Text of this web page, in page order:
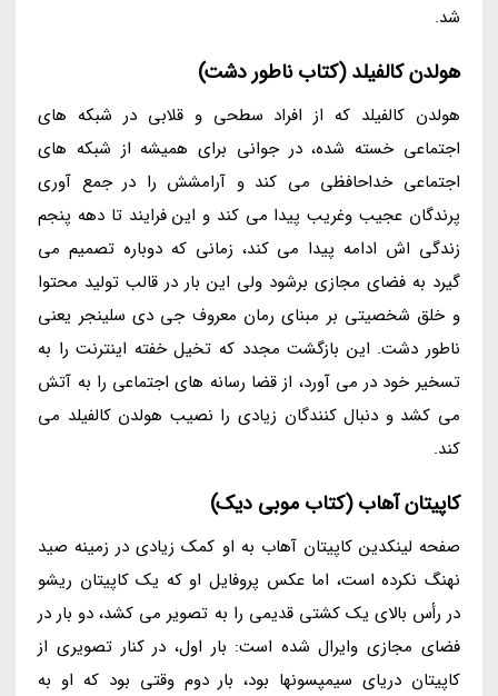
شد.
هولدن کالفیلد (کتاب ناطور دشت)
هولدن کالفیلد که از افراد سطحی و قلابی در شبکه های
اجتماعی خسته شده، در جوانی برای همیشه از شبکه های
اجتماعی خداحافظی می کند و آرامشش را در جمع آوری
پرندگان عجیب وغریب پیدا می کند و این فرایند تا دهه پنجم
زندگی اش ادامه پیدا می کند، زمانی که دوباره تصمیم می
گیرد به فضای مجازی برشود ولی این بار در قالب تولید محتوا
و خلق شخصیتی بر مبنای رمان معروف جی دی سلینجر یعنی
ناطور دشت. این بازگشت مجدد که تخیل خفته اینترنت را به
تسخیر خود در می آورد، از قضا رسانه های اجتماعی را به آتش
می کشد و دنبال کنندگان زیادی را نصیب هولدن کالفیلد می
کند.
کاپیتان آهاب (کتاب موبی دیک)
صفحه لینکدین کاپیتان آهاب به او کمک زیادی در زمینه صید
نهنگ نکرده است، اما عکس پروفایل او که یک کاپیتان ریشو
در رأس بالای یک کشتی قدیمی را به تصویر می کشد، دو بار در
فضای مجازی وایرال شده است: بار اول، در کنار تصویری از
کاپیتان دریای سیمپسونها بود، بار دوم وقتی بود که او به